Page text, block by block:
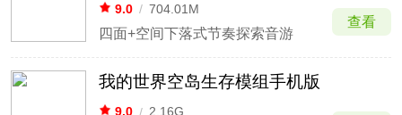
9.0 / 704.01M
四面+空间下落式节奏探索音游
查看
我的世界空岛生存模组手机版
9.0 / 2.16G